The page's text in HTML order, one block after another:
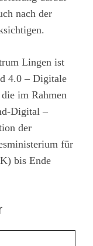
nach der
Lingen ist
4.0 – Digitale
im Rahmen
Digital –
der
für
bis Ende